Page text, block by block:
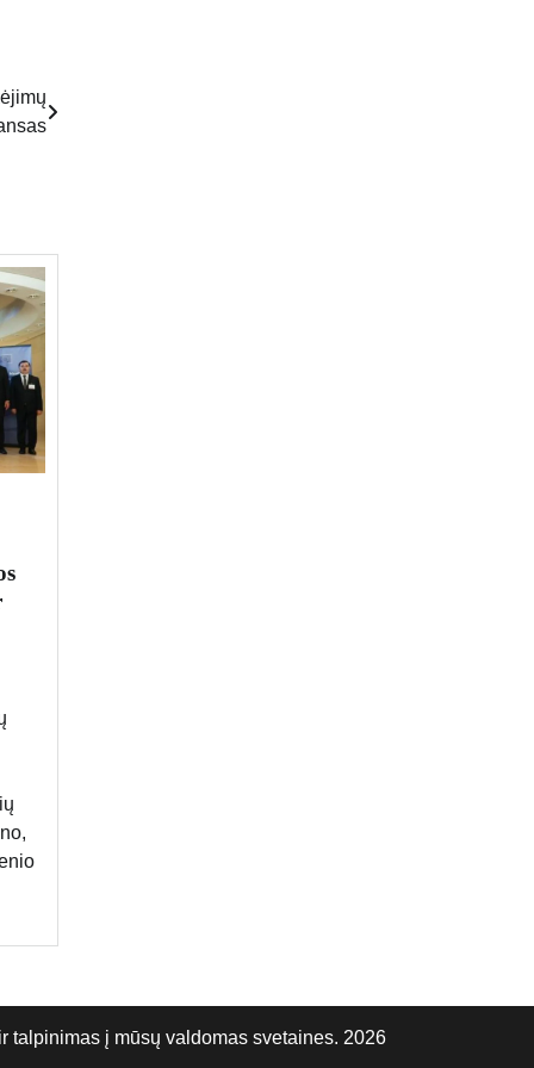
talpinimas į mūsų valdomas svetaines. 2026